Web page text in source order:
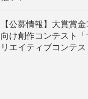
【公募情報】大賞賞
向け創作コンテスト
リエイティブコンテ